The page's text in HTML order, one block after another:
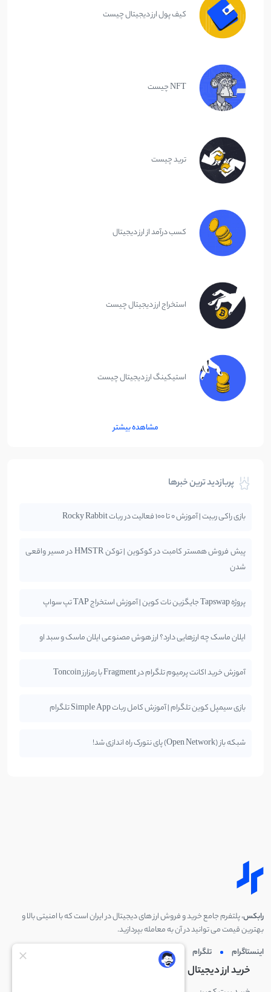
کیف پول ارز دیجیتال چیست
NFT چیست
ترید چیست
کسب درآمد از ارز دیجیتال
استخراج ارز دیجیتال چیست
استیکینگ ارز دیجیتال چیست
مشاهده بیشتر
پربازدید ترین خبرها
بازی راکی ربیت | آموزش 0 تا 100 فعالیت در ربات Rocky Rabbit
پیش فروش همستر کامبت در کوکوین | توکن HMSTR در مسیر واقعی
شدن
پروژه Tapswap جایگزین نات کوین | آموزش استخراج TAP تپ سواپ
ایلان ماسک چه ارزهایی دارد؟ ارز هوش مصنوعی ایلان ماسک و سبد او
آموزش خرید اکانت پرمیوم تلگرام در Fragment با رمزارز Toncoin
بازی سیمپل کوین تلگرام | آموزش کامل ربات Simple App تلگرام
شبکه باز (Open Network) پای نتورک راه اندازی شد!
رابکس، پلتفرم جامع خرید و فروش ارز های دیجیتال در ایران است که با امنیتی بالا و
بهترین قیمت می توانید در آن به معامله بپردازید.
اینستاگرام
تلگرام توئیتر
خرید ارز دیجیتال